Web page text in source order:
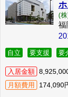
(
福
自立 要支援 要
入居金額
月額費用
174,090